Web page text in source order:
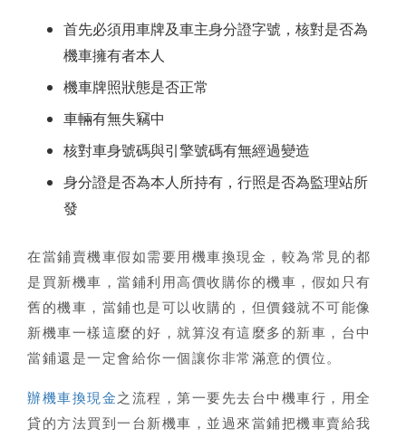
首先必須用車牌及車主身分證字號，核對是否為
機車擁有者本人
機車牌照狀態是否正常
車輛有無失竊中
核對車身號碼與引擎號碼有無經過變造
身分證是否為本人所持有，行照是否為監理站所
發
在當鋪賣機車假如需要用機車換現金，較為常見的都
是買新機車，當鋪利用高價收購你的機車，假如只有
舊的機車，當鋪也是可以收購的，但價錢就不可能像
新機車一樣這麼的好，就算沒有這麼多的新車，台中
當鋪還是一定會給你一個讓你非常滿意的價位。
辦機車換現金之流程，第一要先去台中機車行 ，用全
貸的方法買到一台新機車，並過來當鋪把機車賣給我